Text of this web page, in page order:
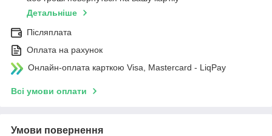
Детальніше
Післяплата
Оплата на рахунок
Онлайн-оплата карткою Visa, Mastercard - LiqPay
Всі умови оплати
Умови повернення